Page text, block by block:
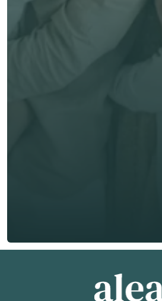
Comparer mes
options!
Obtenir un devis gratuit